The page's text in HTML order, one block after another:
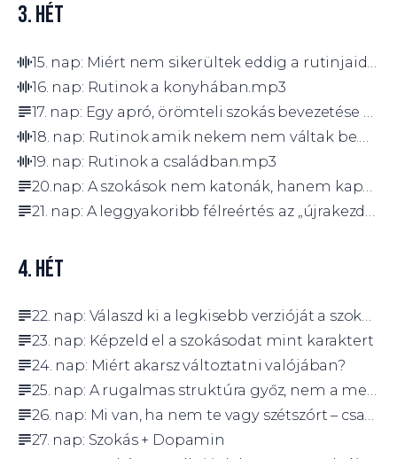
3. HÉT
16. nap: Rutinok a konyhában.mp3
19. nap: Rutinok a családban.mp3
4. HÉT
22. nap: Válaszd ki a legkisebb verzióját a szokásodnak
23. nap: Képzeld el a szokásodat mint karaktert
24. nap: Miért akarsz változtatni valójában?
25. nap: A rugalmas struktúra győz, nem a merev rendszer
26. nap: Mi van, ha nem te vagy szétszórt – csak a módszer nem rád lett szabva?
27. nap: Szokás + Dopamin